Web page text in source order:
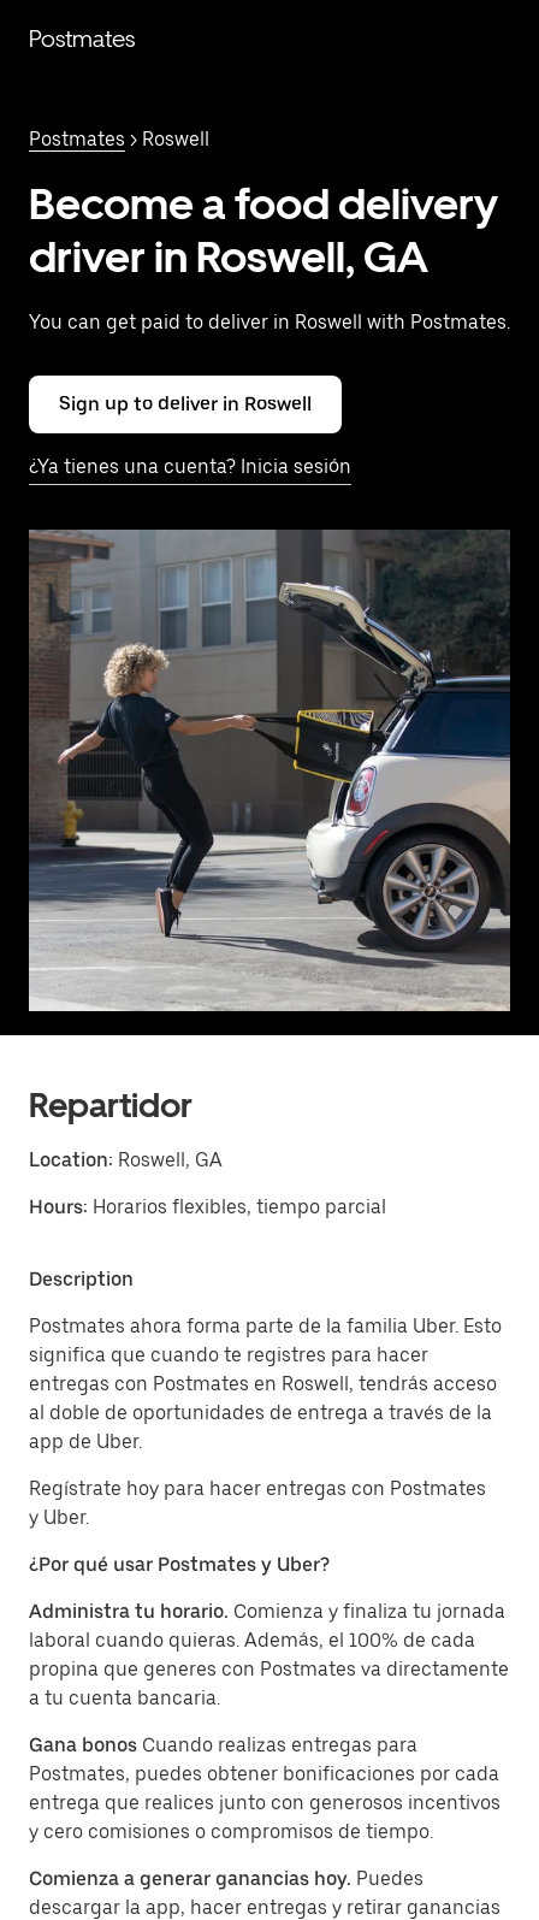
contenido
Postmates
Postmates > Roswell
Become a food delivery
driver in Roswell, GA
You can get paid to deliver in Roswell with Postmates.
Sign up to deliver in Roswell
¿Ya tienes una cuenta? Inicia sesión
Repartidor
Location: Roswell, GA
Hours: Horarios flexibles, tiempo parcial
Description
Postmates ahora forma parte de la familia Uber. Esto
significa que cuando te registres para hacer
entregas con Postmates en Roswell, tendrás acceso
al doble de oportunidades de entrega a través de la
app de Uber.
Regístrate hoy para hacer entregas con Postmates
y Uber.
¿Por qué usar Postmates y Uber?
Administra tu horario. Comienza y finaliza tu jornada
laboral cuando quieras. Además, el 100% de cada
propina que generes con Postmates va directamente
a tu cuenta bancaria.
Gana bonos Cuando realizas entregas para
Postmates, puedes obtener bonificaciones por cada
entrega que realices junto con generosos incentivos
y cero comisiones o compromisos de tiempo.
Comienza a generar ganancias hoy. Puedes
descargar la app, hacer entregas y retirar ganancias